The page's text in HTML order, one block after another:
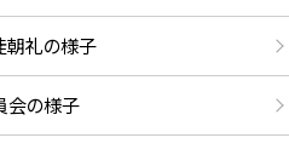
朝礼の様子
会の様子